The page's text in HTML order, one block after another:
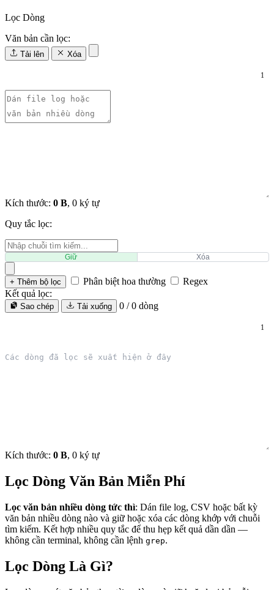
Lọc Dòng
Văn bản cần lọc:
Tải lên Xóa
1
Kích thước: 0 B, 0 ký tự
Quy tắc lọc:
Giữ Xóa
+ Thêm bộ lọc Phân biệt hoa thường
Regex
Kết quả lọc:
Sao chép Tải xuống 0/0dòng
1
Kích thước: 0 B, 0 ký tự
Lọc Dòng Văn Bản Miễn Phí
Lọc văn bản nhiều dòng tức thì: Dán file log, CSV hoặc bất kỳ
văn bản nhiều dòng nào và giữ hoặc xóa các dòng khớp với chuỗi
tìm kiếm. Kết hợp nhiều quy tắc để thu hẹp kết quả dần dần —
không cần terminal, không cần lệnh grep.
Lọc Dòng Là Gì?